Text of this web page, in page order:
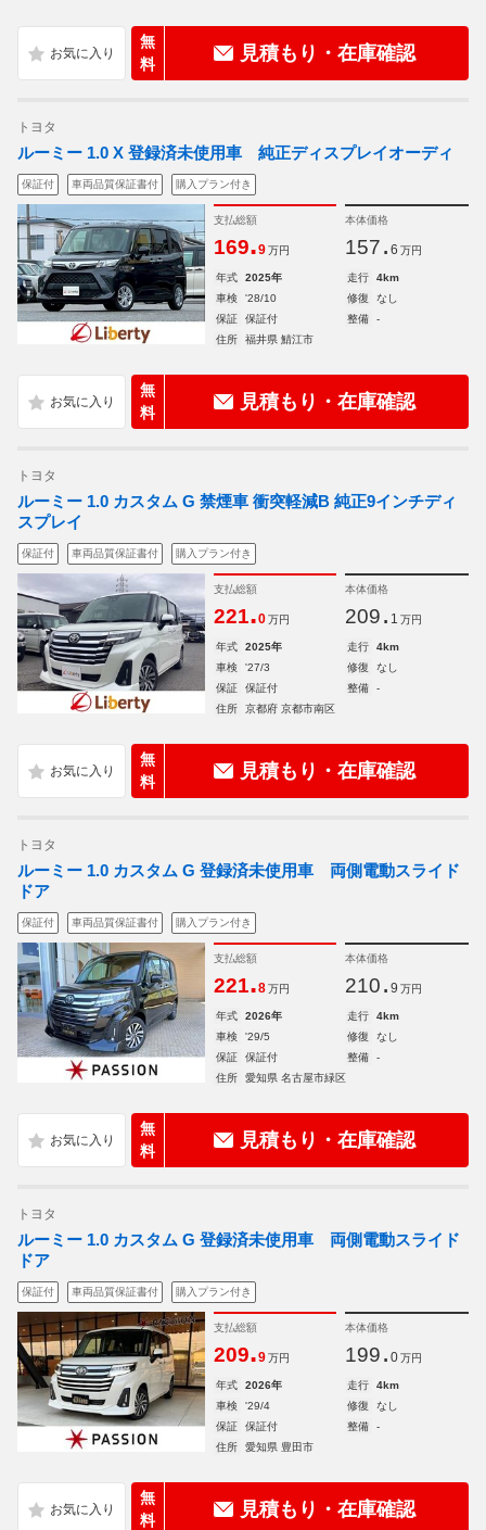
無
料
見積もり・在庫確認
トヨタ
ルーミー 1.0 X 登録済未使用車 純正ディスプレイオーディ
保証付 車両品質保証書付 購入プラン付き
支払総額
169.9 万円
本体価格
157. 6 万円
年式 2025年 走行
4km
車検
'28/10 修復
なし
保証
保証付 整備
-
住所
福井県 鯖江市
無
料
見積もり・在庫確認
トヨタ
ルーミー 1.0 カスタム G 禁煙車 衝突軽減B 純正9インチディ
スプレイ
保証付 車両品質保証書付 購入プラン付き
支払総額
221.0 万円
本体価格
209. 1 万円
年式 2025年 走行
4km
車検
'27/3 修復
なし
保証
保証付 整備
-
住所
京都府 京都市南区
無
料
見積もり・在庫確認
トヨタ
ルーミー 1.0 カスタム G 登録済未使用車 両側電動スライド
ドア
保証付 車両品質保証書付 購入プラン付き
支払総額
221.8 万円
本体価格
210. 9 万円
年式 2026年 走行
4km
車検
'29/5 修復
なし
保証
保証付 整備
-
住所
愛知県 名古屋市緑区
無
料
見積もり・在庫確認
トヨタ
ルーミー 1.0 カスタム G 登録済未使用車 両側電動スライド
ドア
保証付 車両品質保証書付 購入プラン付き
支払総額
209.9 万円
本体価格
199. 0 万円
年式 2026年 走行
4km
車検
'29/4 修復
なし
保証
保証付 整備
-
住所
愛知県 豊田市
無
料
見積もり・在庫確認